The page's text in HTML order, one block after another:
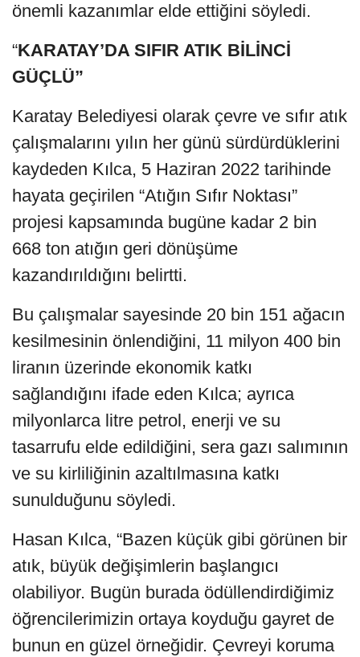
önemli kazanımlar elde ettiğini söyledi.
“KARATAY’DA SIFIR ATIK BİLİNCİ
GÜÇLÜ”
Karatay Belediyesi olarak çevre ve sıfır atık
çalışmalarını yılın her günü sürdürdüklerini
kaydeden Kılca, 5 Haziran 2022 tarihinde
hayata geçirilen “Atığın Sıfır Noktası”
projesi kapsamında bugüne kadar 2 bin
668 ton atığın geri dönüşüme
kazandırıldığını belirtti.
Bu çalışmalar sayesinde 20 bin 151 ağacın
kesilmesinin önlendiğini, 11 milyon 400 bin
liranın üzerinde ekonomik katkı
sağlandığını ifade eden Kılca; ayrıca
milyonlarca litre petrol, enerji ve su
tasarrufu elde edildiğini, sera gazı salımının
ve su kirliliğinin azaltılmasına katkı
sunulduğunu söyledi.
Hasan Kılca, “Bazen küçük gibi görünen bir
atık, büyük değişimlerin başlangıcı
olabiliyor. Bugün burada ödüllendirdiğimiz
öğrencilerimizin ortaya koyduğu gayret de
bunun en güzel örneğidir. Çevreyi koruma